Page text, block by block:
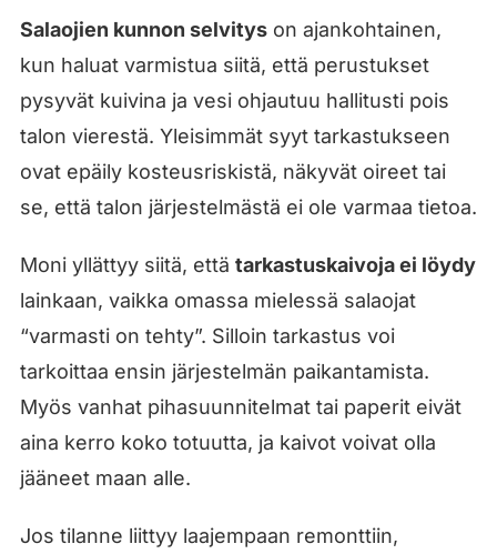
Salaojien kunnon selvityson ajankohtainen,
kun haluat varmistua siitä, että perustukset
pysyvät kuivina ja vesi ohjautuu hallitusti pois
talon vierestä. Yleisimmät syyt tarkastukseen
ovat epäily kosteusriskistä, näkyvät oireet tai
se, että talon järjestelmästä ei ole varmaa tietoa.
Moni yllättyy siitä, että tarkastuskaivoja ei löydy
lainkaan, vaikka omassa mielessä salaojat
“varmasti on tehty”. Silloin tarkastus voi
tarkoittaa ensin järjestelmän paikantamista.
Myös vanhat pihasuunnitelmat tai paperit eivät
aina kerro koko totuutta, ja kaivot voivat olla
jääneet maan alle.
Jos tilanne liittyy laajempaan remonttiin,